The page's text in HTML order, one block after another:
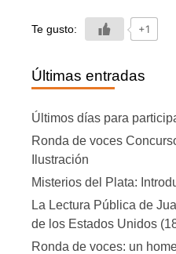
Te gusto: +1
Últimas entradas
Últimos días para
Ronda de voces
Ilustración
Misterios del Plata:
La Lectura Pública de
de los Estados Unidos
Ronda de voces: un